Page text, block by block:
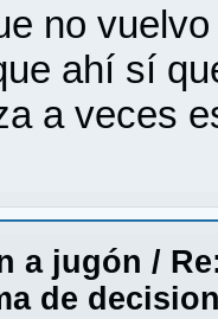
no
ahí sí
a veces
a jugón /
de